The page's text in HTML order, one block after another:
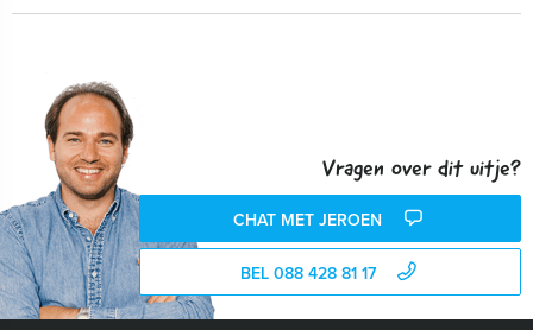
Vragen over dit uitje?
CHAT MET JEROEN
BEL 088 428 81 17